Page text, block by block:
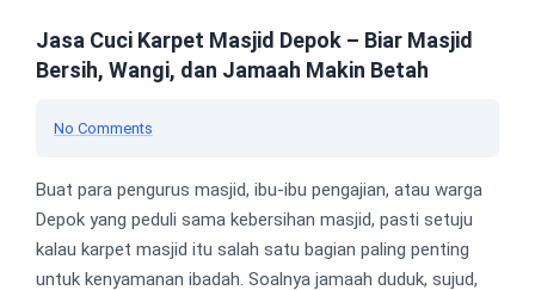
Jasa Cuci Karpet Masjid Depok – Biar Masjid
Bersih, Wangi, dan Jamaah Makin Betah
No Comments
Buat para pengurus masjid, ibu-ibu pengajian, atau warga
Depok yang peduli sama kebersihan masjid, pasti setuju
kalau karpet masjid itu salah satu bagian paling penting
untuk kenyamanan ibadah. Soalnya jamaah duduk, sujud,